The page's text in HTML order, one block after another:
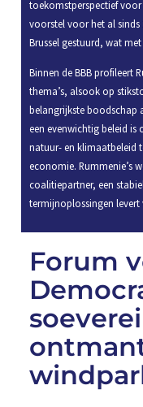
toekomstperspectief voor
voorstel voor het al sinds
Brussel gestuurd, wat
Binnen de BBB profileert
thema’s, alsook op
belangrijkste boodschap
een evenwichtig beleid
natuur- en klimaatbeleid
economie. Rummenie’s
coalitiepartner, een
termijnoplossingen
Forum